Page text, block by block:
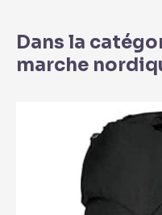
Dans la
marche